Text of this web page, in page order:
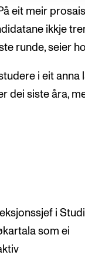
eit meir
ikkje
runde, seier
i eit anna
dei siste åra,
i
som ei